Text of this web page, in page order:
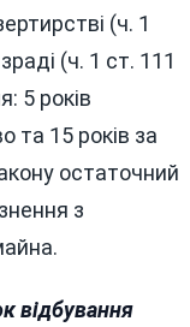
(ч. 1
(ч. 1 ст. 111
5 років
та 15 років за
остаточний
з
відбування